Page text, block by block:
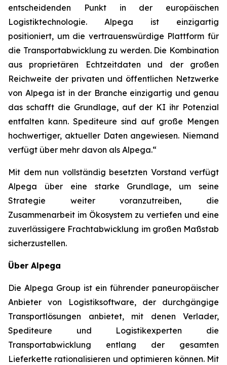
entscheidenden Punkt in der europäischen
Logistiktechnologie. Alpega ist einzigartig
positioniert, um die vertrauenswürdige Plattform für
die Transportabwicklung zu werden. Die Kombination
aus proprietären Echtzeitdaten und der großen
Reichweite der privaten und öffentlichen Netzwerke
von Alpega ist in der Branche einzigartig und genau
das schafft die Grundlage, auf der KI ihr Potenzial
entfalten kann. Spediteure sind auf große Mengen
hochwertiger, aktueller Daten angewiesen. Niemand
verfügt über mehr davon als Alpega.“
Mit dem nun vollständig besetzten Vorstand verfügt
Alpega über eine starke Grundlage, um seine
Strategie weiter voranzutreiben, die
Zusammenarbeit im Ökosystem zu vertiefen und eine
zuverlässigere Frachtabwicklung im großen Maßstab
sicherzustellen.
Über Alpega
Die Alpega Group ist ein führender paneuropäischer
Anbieter von Logistiksoftware, der durchgängige
Transportlösungen anbietet, mit denen Verlader,
Spediteure und Logistikexperten die
Transportabwicklung entlang der gesamten
Lieferkette rationalisieren und optimieren können. Mit